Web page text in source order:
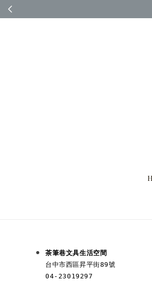
茶筆巷文具生活空間
台中市西區昇平街89號
04-23019297